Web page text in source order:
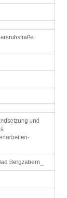
und
Bergzabern_